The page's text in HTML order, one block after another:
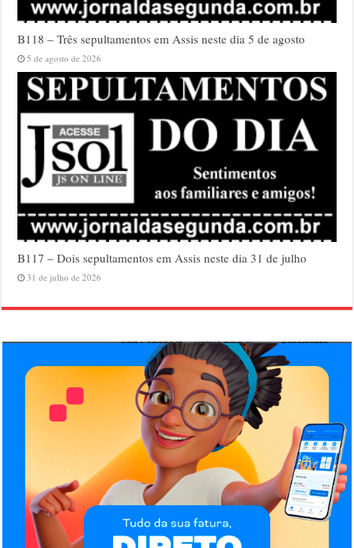
B118 – Três sepultamentos em Assis neste dia 5 de agosto
5 de agosto de 2026
B117 – Dois sepultamentos em Assis neste dia 31 de julho
31 de julho de 2026